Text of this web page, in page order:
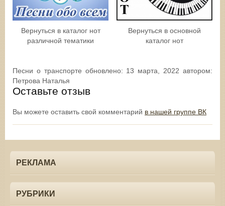
Вернуться в каталог нот
различной тематики
Вернуться в основной
каталог нот
Песни о транспорте обновлено: 13 марта, 2022 автором:
Петрова Наталья
Оставьте отзыв
Вы можете оставить свой комментарий в нашей группе ВК
РЕКЛАМА
РУБРИКИ